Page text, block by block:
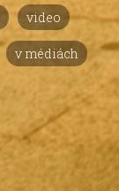
video
v médiách